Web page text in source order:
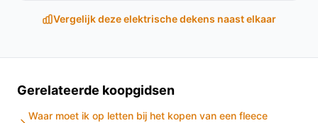
deze deken de perfecte aanvulling voor elke koude
besteelektrischedeken.nl. Kies bewust wat perfect
Vergelijk deze elektrische dekens naast elkaar
Gerelateerde koopgidsen
Waar moet ik op letten bij het kopen van een fleece